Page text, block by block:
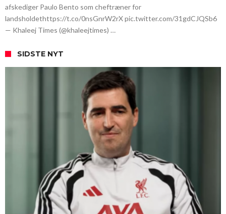
afskediger Paulo Bento som cheftræner for
landsholdethttps://t.co/0nsGnrW2rX pic.twitter.com/31gdCJQSb6
— Khaleej Times (@khaleejtimes) …
SIDSTE NYT